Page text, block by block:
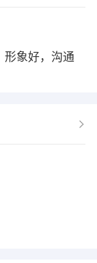
形象好，沟通